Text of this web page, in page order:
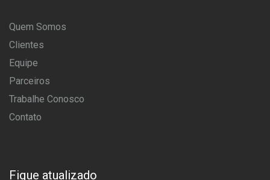
Quem Somos
Clientes
Equipe
Parceiros
Trabalhe Conosco
Contato
Fique atualizado